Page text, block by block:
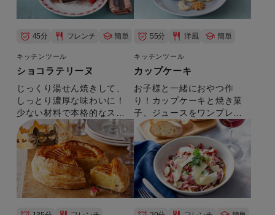
製品カテゴリー
レシピ
45分 フレンチ 簡単
キッチンツール
ショコラテリーヌ
じっくり湯せん焼きして、
しっとり濃厚な味わいに！
少ない材料で本格的なスイ
ーツが作れます。
55分 洋風 簡単
キッチンツール
カップケーキ
お子様と一緒におやつ作
り！カップケーキと焼き菓
子、ジュースをワンプレー
トに盛りつければ、カフェ
気分を味わえます。